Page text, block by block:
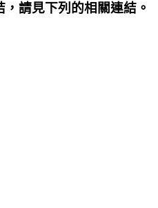
請見下列的相關連結。